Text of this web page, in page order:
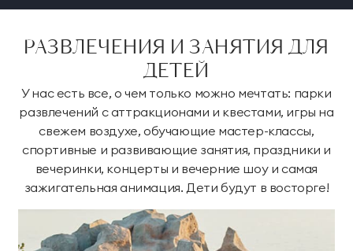
РАЗВЛЕЧЕНИЯ И ЗАНЯТИЯ ДЛЯ
ДЕТЕЙ
У нас есть все, о чем только можно мечтать: парки
развлечений с аттракционами и квестами, игры на
свежем воздухе, обучающие мастер-классы,
спортивные и развивающие занятия, праздники и
вечеринки, концерты и вечерние шоу и самая
зажигательная анимация. Дети будут в восторге!